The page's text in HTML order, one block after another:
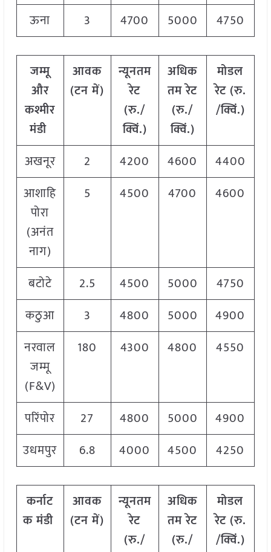
ऊना
3 4700 5000 4750
जम्मू
और
कश्मीर
मंडी
आवक
(टन में)
न्यूनतम
रेट
(रु./
क्विं.)
अधिक
तम रेट
(रु./
क्विं.)
मोडल
रेट (रु.
/क्विं.)
अखनूर 2 4200 4600
4400
आशाहि
पोरा
(अनंत
नाग)
5 4500 4700 4600
बटोटे 2.5 4500 5000
4750
कठुआ
3 4800 5000
4900
नरवाल
जम्मू
(F&V)
180 4300 4800 4550
परिंपोर 27 4800 5000
4900
उधमपुर
6.8 4000 4500 4250
कर्नाट
क मंडी
आवक
(टन में)
न्यूनतम
रेट
(रु./
अधिक
तम रेट
(रु./
मोडल
रेट (रु.
/क्विं.)